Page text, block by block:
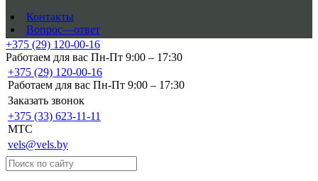
Контакты
Вопрос—ответ
+375 (29) 120-00-16
Работаем для вас Пн-Пт 9:00 – 17:30
+375 (29) 120-00-16
Работаем для вас Пн-Пт 9:00 – 17:30
Заказать звонок
+375 (33) 623-11-11
MTC
vels@vels.by